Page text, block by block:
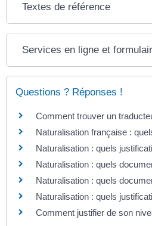
Textes de référence
Services en ligne et
Questions ? Réponses !
Comment trouver un
Naturalisation française :
Naturalisation : quels
Naturalisation : quels
Naturalisation : quels
Naturalisation : quels
Comment justifier de son